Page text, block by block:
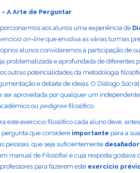
A Arte de Perguntar
aos alunos uma experiência de
on-lineque envolva as várias turmas
alunos convidaremos à participação de
problematizada e aprofundada de diferentes
outras potencialidades da metodologia
e debate de ideias. O Diálogo
ser aproveitada por qualquer um
ou pedigreefilosófico.
este exercício filosófico cada aluno deve,
que considere importante para a
pessoas, que seja suficientemente
manual de Filosofia) e cuja resposta gostava
para fazerem este exercício